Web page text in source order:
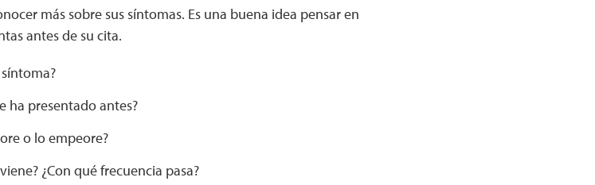
más sobre sus síntomas. Es una buena idea pensar en
antes de su cita.
ha presentado antes?
o lo empeore?
¿Con qué frecuencia pasa?